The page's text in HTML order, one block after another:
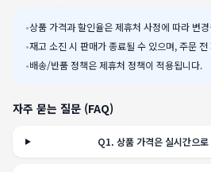
•상품 가격과 할인율은 제휴처 사정에 따라 변
•재고 소진 시 판매가 종료될 수 있으며, 주문
•배송/반품 정책은 제휴처 정책이 적용됩니다.
자주 묻는 질문 (FAQ)
Q1.상품 가격은 실시간으